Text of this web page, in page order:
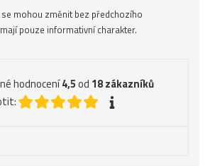
mohou změnit bez předchozího
pouze informativní charakter.
hodnocení4,5od 18zákazníků